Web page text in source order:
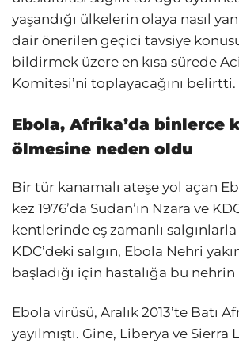
yaşandığı ülkelerin olaya nasıl
dair önerilen geçici tavsiye
bildirmek üzere en kısa sürede
Komitesi’ni toplayacağını belirtti.
Ebola, Afrika’da binlerce
ölmesine neden oldu
Bir tür kanamalı ateşe yol açan
kez 1976’da Sudan’ın Nzara ve
kentlerinde eş zamanlı salgınlarla
KDC’deki salgın, Ebola Nehri
başladığı için hastalığa bu
Ebola virüsü, Aralık 2013’te Batı
yayılmıştı. Gine, Liberya ve Sierra